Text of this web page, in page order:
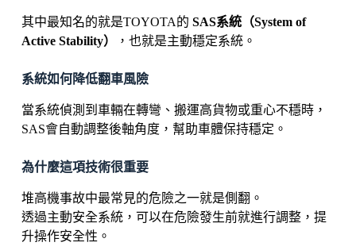
其中最知名的就是TOYOTA的 SAS系統（System of
Active Stability）
，也就是主動穩定系統。
系統如何降低翻車風險
當系統偵測到車輛在轉彎、搬運高貨物或重心不穩時，
SAS會自動調整後軸角度，幫助車體保持穩定。
為什麼這項技術很重要
堆高機事故中最常見的危險之一就是側翻。
透過主動安全系統，可以在危險發生前就進行調整，提
升操作安全性。